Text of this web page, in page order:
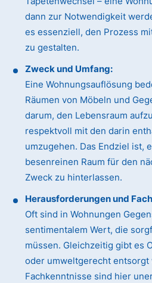
dann zur Notwendigkeit
es essenziell, den Prozess
zu gestalten.
Zweck und Umfang:
Eine Wohnungsauflösung
Räumen von Möbeln und
darum, den Lebensraum
respektvoll mit den darin
umzugehen. Das Endziel ist,
besenreinen Raum für den
Zweck zu hinterlassen.
Herausforderungen und
Oft sind in Wohnungen
sentimentalem Wert, die
müssen. Gleichzeitig gibt es
oder umweltgerecht entsorgt
Fachkenntnisse sind hier